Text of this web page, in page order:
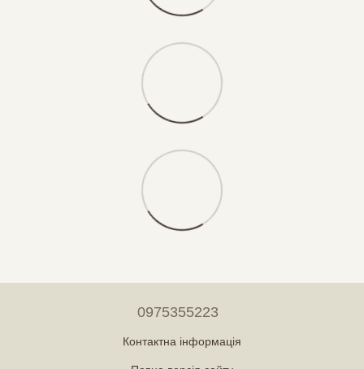
0975355223
Контактна інформація